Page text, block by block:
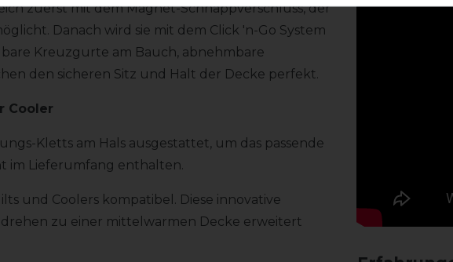
zuerst mit dem Magnet-Schnappverschluss, der
Danach wird sie mit dem Click 'n-Go System
Kreuzgurte am Bauch, abnehmbare
den sicheren Sitz und Halt der Decke perfekt.
Cooler
Kletts am Hals ausgestattet, um das passende
im Lieferumfang enthalten.
und Coolers kompatibel. Diese innovative
zu einer mittelwarmen Decke erweitert